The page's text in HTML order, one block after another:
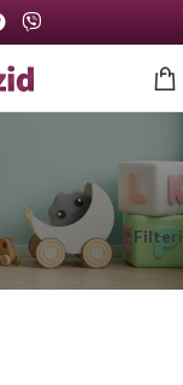
Prikazan jedan rezultat
Filteri